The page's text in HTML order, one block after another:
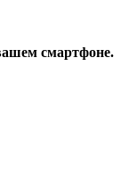
смартфоне.